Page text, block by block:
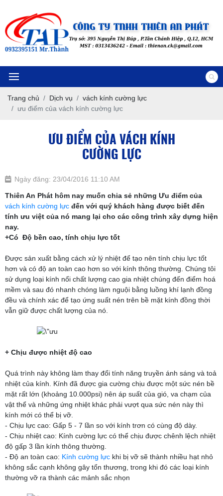
Trang chủ Dịch vụ
vách kính cường lực
ưu điểm của vách kính cường lực
ƯU ĐIỂM CỦA VÁCH KÍNH
CƯỜNG LỰC
Ngày đăng: 23/04/2016 11:10 AM
Thiên An Phát hôm nay muốn chia sẻ những Ưu điểm của
vách kính cường lực đến với quý khách hàng được biết đến
tính ưu việt của nó mang lại cho các công trình xây dựng hiện
nay.
+Có Độ bền cao, tính chịu lực tốt
Được sản xuất bằng cách xử lý nhiệt để tạo nên tính chịu lực tốt
hơn và có độ an toàn cao hơn so với kính thông thường. Chúng tôi
sử dụng loại kính nổi chất lượng cao gia nhiệt chúng đến điểm hoá
mềm và sau đó nhanh chóng làm nguội bằng luồng khí lạnh đồng
đều và chính xác để tạo ứng suất nén trên bề mặt kính đồng thời
vẫn giữ được chất lượng của nó.
+ Chịu được nhiệt độ cao
Quá trình này không làm thay đổi tính năng truyền ánh sáng và toả
nhiệt của kính. Kính đã được gia cường chịu được một sức nén bề
mặt rất lớn (khoảng 10.000psi) nên áp suất của gió, va chạm của
vật thể và những ứng nhiệt khác phải vượt qua sức nén này thì
kính mới có thể bị vỡ.
- Chịu lực cao: Gấp 5 - 7 lần so với kính trơn có cùng độ dày.
- Chịu nhiệt cao: Kính cường lực có thể chịu được chênh lệch nhiệt
độ gấp 3 lần kính thông thường.
- Độ an toàn cao: Kính cường lực khi bị vỡ sẽ thành nhiều hạt nhỏ
không sắc cạnh không gây tổn thương, trong khi đó các loại kính
thường vỡ ra thành các mảnh sắc nhọn